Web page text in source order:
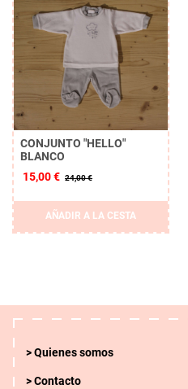
CONJUNTO "HELLO"
BLANCO
15,00 € 24,00 €
AÑADIR A LA CESTA
Quienes somos
Contacto